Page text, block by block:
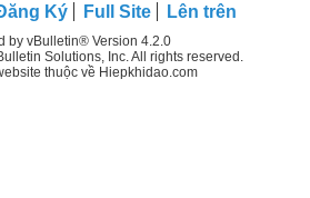
Ký Full Site Lên trên
by vBulletin® Version 4.2.0
Solutions, Inc. All rights reserved.
thuộc về Hiepkhidao.com